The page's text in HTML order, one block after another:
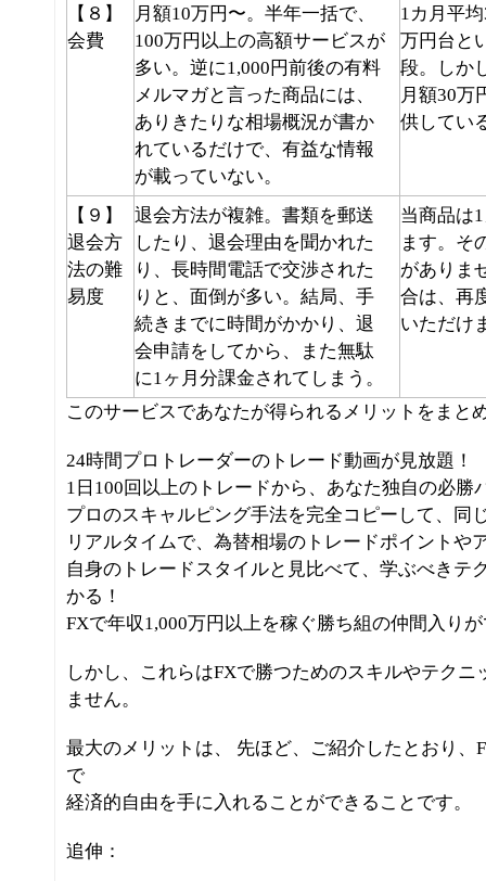
【８】
会費
月額10万円〜。半年一括で、
100万円以上の高額サービスが
多い。逆に1,000円前後の有料
メルマガと言った商品には、
ありきたりな相場概況が書か
れているだけで、有益な情報
が載っていない。
1カ月平
万円台 と
段。しか
月額30万
供してい
【９】
退会方
法の難
易度
退会方法が複雑。 書類を郵送
したり、退会理由を聞かれた
り、長時間電話で交渉された
りと、面倒が多い。結局、手
続きまでに時間がかかり、退
会申請をしてから、また無駄
に1ヶ月分課金されてしまう。
当商品は
ます。 そ
がありま
合は、再
いただけ
このサービスであなたが得られるメリットをまと
24時間プロトレーダーのトレード動画が見放題！
1日100回以上のトレードから、あなた独自の必勝
プロのスキャルピング手法を完全コピーして、同
リアルタイムで、為替相場のトレードポイントや
自身のトレードスタイルと見比べて、学ぶべきテ
かる！
FXで年収1,000万円以上を稼ぐ勝ち組の仲間入り
しかし、これらはFXで勝つためのスキルやテク
ません。
最大のメリットは、 先ほど、ご紹介したとおり、
で
経済的自由を手に入れることができることです。
追伸：